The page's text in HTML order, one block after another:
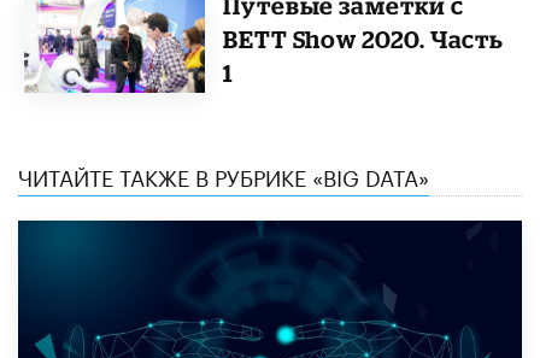
Путевые заметки с
BETT Show 2020. Часть
1
ЧИТАЙТЕ ТАКЖЕ В РУБРИКЕ «BIG DATA»